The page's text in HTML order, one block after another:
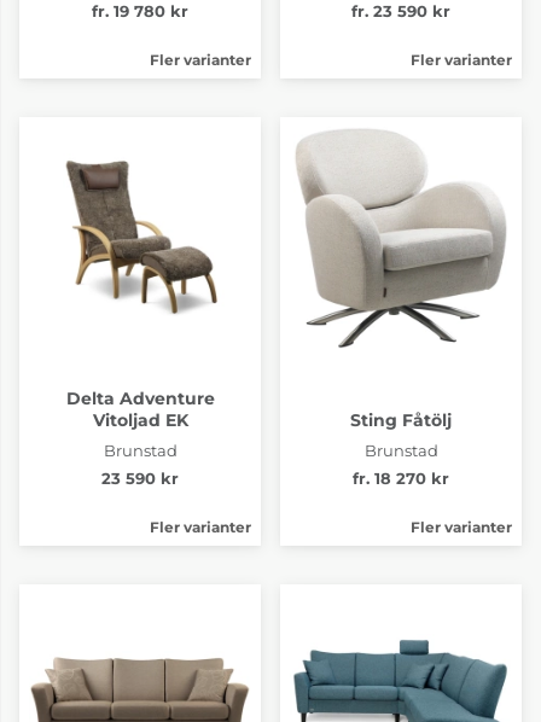
fr. 19 780 kr
Fler varianter
fr. 23 590 kr
Fler varianter
Delta Adventure
Vitoljad EK
Brunstad
23 590 kr
Fler varianter
Sting Fåtölj
Brunstad
fr. 18 270 kr
Fler varianter